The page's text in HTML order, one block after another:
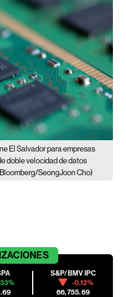
El Salvador para empresas
doble velocidad de datos
SeongJoon Cho)
S&P/BMV IPC
-0.12%
66,755.69